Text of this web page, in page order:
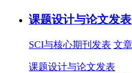
课题设计与论文发表
SCI与核心期刊发表 文
课题设计与论文发表